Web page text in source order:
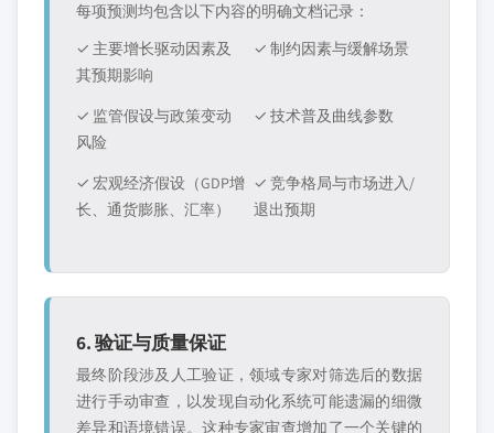
每项预测均包含以下内容的明确文档记录：
✓ 主要增长驱动因素及
其预期影响
✓ 制约因素与缓解场景
✓ 监管假设与政策变动
风险
✓ 技术普及曲线参数
✓ 宏观经济假设（GDP增
长、通货膨胀、汇率）
✓ 竞争格局与市场进入/
退出预期
6. 验证与质量保证
最终阶段涉及人工验证，领域专家对筛选后的数据
进行手动审查，以发现自动化系统可能遗漏的细微
差异和语境错误。这种专家审查增加了一个关键的